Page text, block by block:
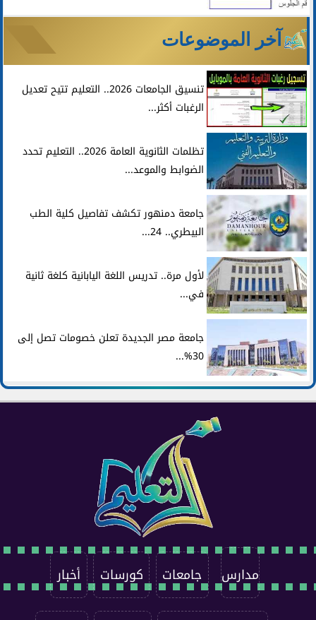
آخر الموضوعات
تنسيق الجامعات 2026.. التعليم تتيح تعديل
الرغبات أكثر...
تظلمات الثانوية العامة 2026.. التعليم تحدد
الضوابط والموعد...
جامعة دمنهور تكشف تفاصيل كلية الطب
البيطري.. 24...
لأول مرة.. تدريس اللغة اليابانية كلغة ثانية
في...
جامعة مصر الجديدة تعلن خصومات تصل إلى
30%...
مدارس جامعات كورسات أخبار